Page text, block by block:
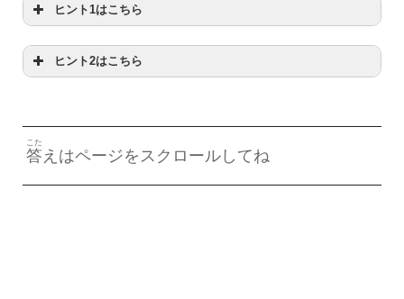
ヒント1はこちら
ヒント2はこちら
答
こた
えはページをスクロールしてね